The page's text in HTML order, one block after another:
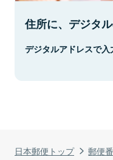
日本郵便トップ 郵便
住所に、デジタル
デジタルアドレスで入